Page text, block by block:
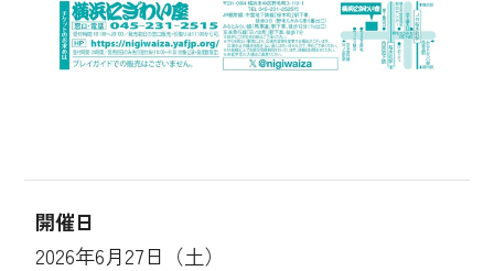
開催日
2026年6月27日（土）